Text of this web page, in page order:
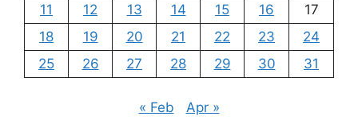
11
12 13 14 15 16
17
18
19 20 21 22 23
24
25
26 27 28 29 30 31
« Feb Apr »